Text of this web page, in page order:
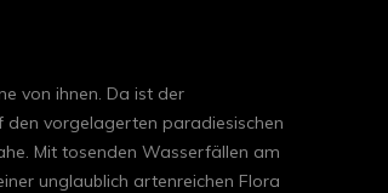
von ihnen. Da ist der
den vorgelagerten paradiesischen
Mit tosenden Wasserfällen am
unglaublich artenreichen Flora